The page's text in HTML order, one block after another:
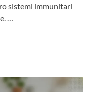
sistemi immunitari
…